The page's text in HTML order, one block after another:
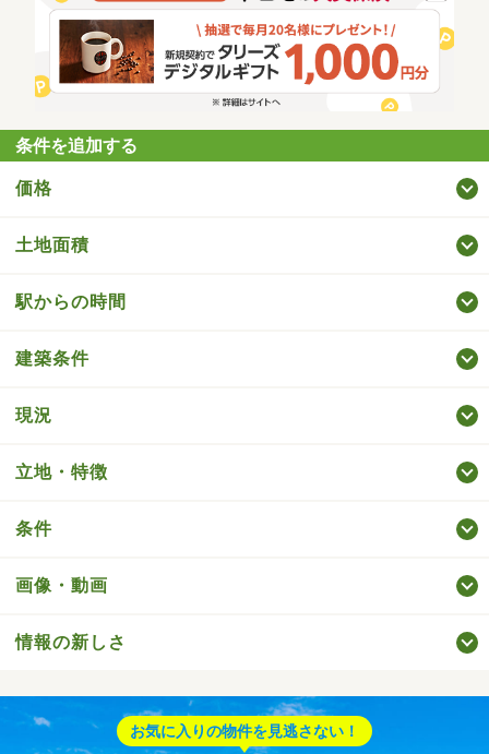
条件を追加する
価格
土地面積
駅からの時間
建築条件
現況
立地・特徴
条件
画像・動画
情報の新しさ
お気に入りの物件を見逃さない！